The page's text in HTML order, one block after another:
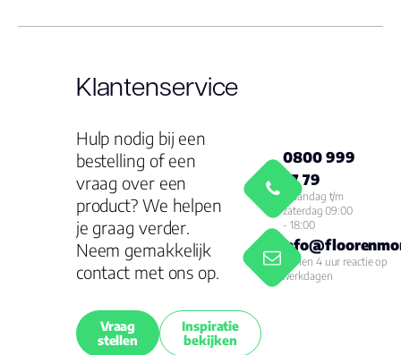
Klantenservice
Hulp nodig bij een
bestelling of een
vraag over een
product? We helpen
je graag verder.
Neem gemakkelijk
contact met ons op.
Vraag
stellen
Inspiratie
bekijken
0800 999
77 79
Maandag t/m
zaterdag 09:00
- 18:00
Binnen 4 uur reactie op
werkdagen